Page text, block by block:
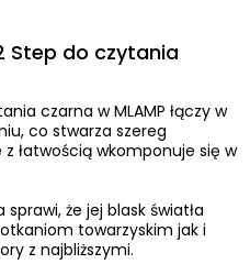
Step do czytania
czarna w MLAMP łączy w
co stwarza szereg
łatwością wkomponuje się w
że jej blask światła
towarzyskim jak i
z najbliższymi.